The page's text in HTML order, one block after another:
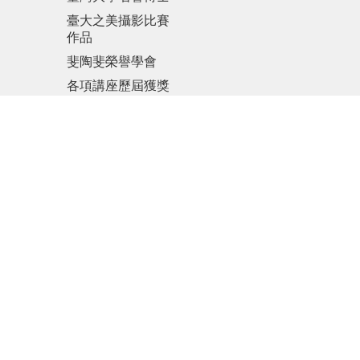
臺大之美攝影比賽
作品
斐陶斐榮譽學會
各項講座歷屆獲獎